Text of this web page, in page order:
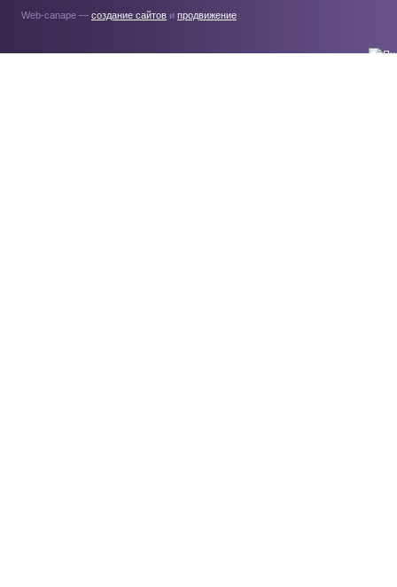
Web-canape — создание сайтов и продвижение